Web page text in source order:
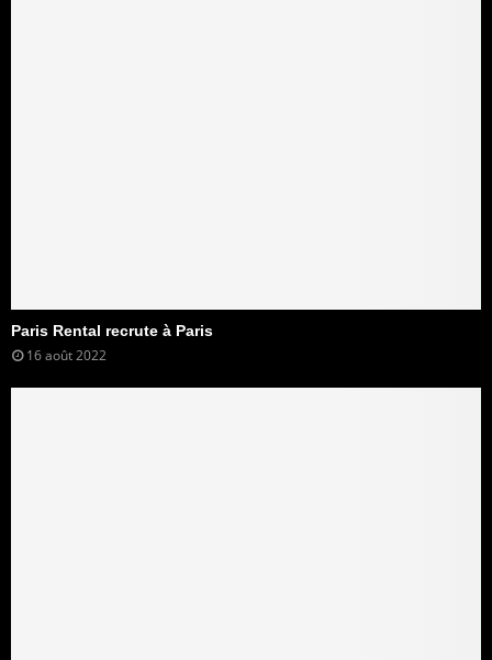
Paris Rental recrute à Paris
16 août 2022